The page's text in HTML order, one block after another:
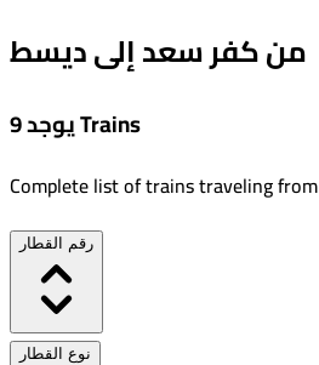
من كفر سعد إلى ديسط
يوجد 9 Trains
Complete list of trains traveling from
رقم القطار
نوع القطار